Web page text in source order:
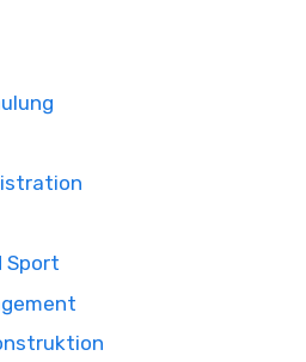
Sport